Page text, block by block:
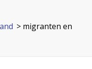
> migranten en